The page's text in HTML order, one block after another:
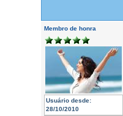
Membro de honra
Usuário desde:
28/10/2010